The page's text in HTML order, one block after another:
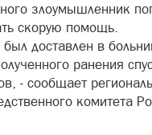
злоумышленник
скорую помощь.
доставлен в
ранения
- сообщает
комитета